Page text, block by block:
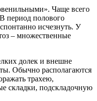
Чаще всего
период полового
исчезнуть. У
– множественные
долек и внешне
Обычно располагаются
трахею,
складки, подскладочную